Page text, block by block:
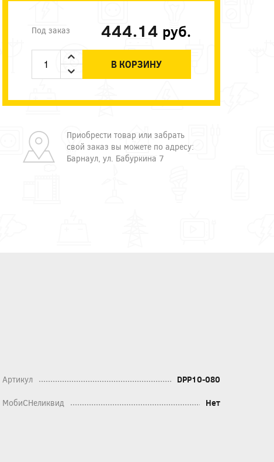
Под заказ 444.14 руб.
В КОРЗИНУ
Приобрести товар или забрать
свой заказ вы можете по адресу:
Барнаул, ул. Бабуркина 7
Артикул DPP10-080
МобиСНеликвид Нет